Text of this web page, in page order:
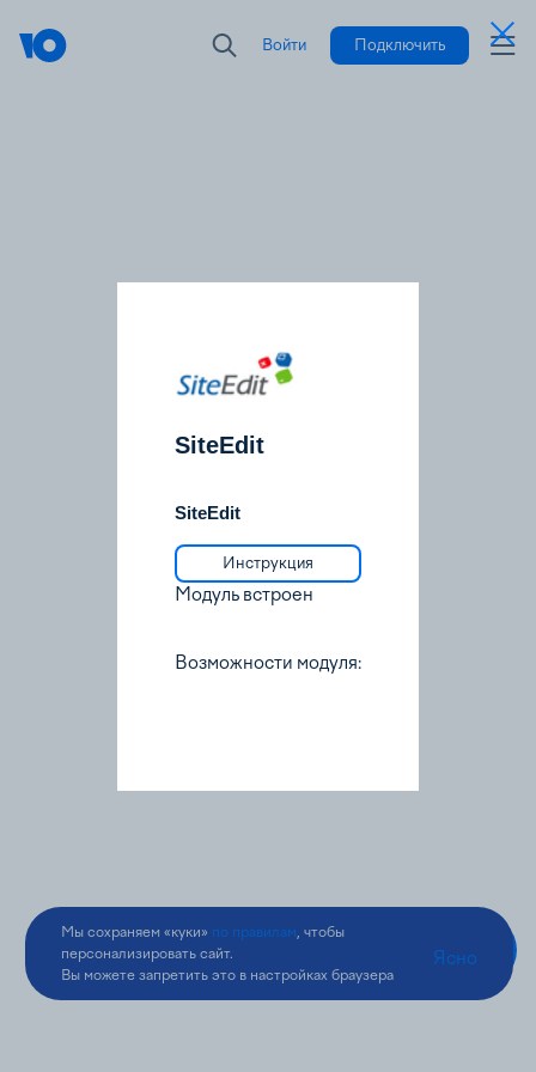
Войти Подключить
SiteEdit
SiteEdit
Инструкция
Модуль встроен
Возможности модуля:
Мы сохраняем «куки» по правилам, чтобы
персонализировать сайт.
Вы можете запретить это в настройках браузера
Ясно